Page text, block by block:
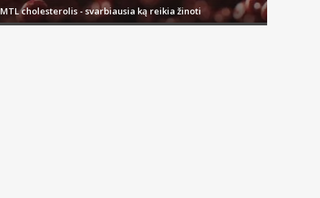
MTL cholesterolis - svarbiausia ką reikia žinoti